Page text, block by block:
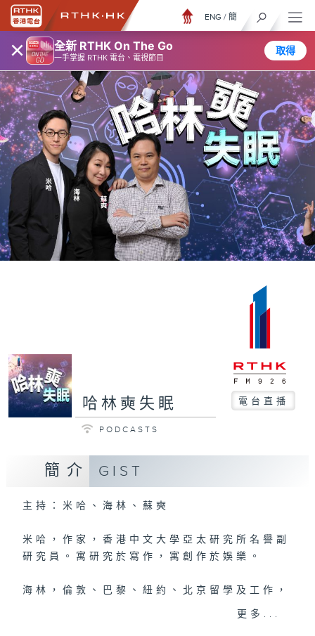
× 全新 RTHK On The Go
一手掌握 RTHK 電台、電視節目
取得
ENG / 簡
哈林奭失眠 電台直播
PODCASTS
簡介 GIST
主持：米哈、海林、蘇奭
米哈，作家，香港中文大學亞太研究所名譽副
研究員。寓研究於寫作，寓創作於娛樂。
海林，倫敦、巴黎、紐約、北京留學及工作，
多媒體策略師，度橋人，瑜伽治療師。
更多...